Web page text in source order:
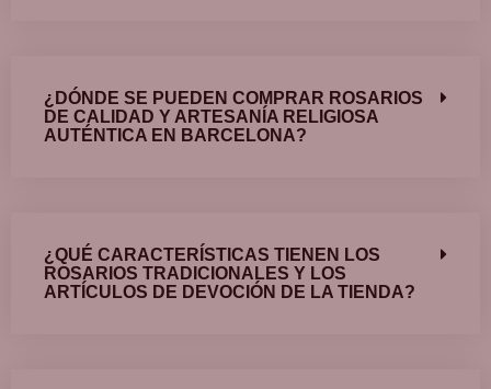
¿DÓNDE SE PUEDEN COMPRAR ROSARIOS
DE CALIDAD Y ARTESANÍA RELIGIOSA
AUTÉNTICA EN BARCELONA?
¿QUÉ CARACTERÍSTICAS TIENEN LOS
ROSARIOS TRADICIONALES Y LOS
ARTÍCULOS DE DEVOCIÓN DE LA TIENDA?